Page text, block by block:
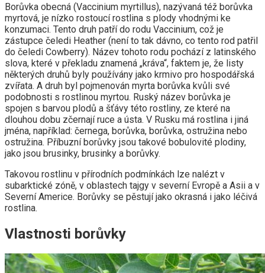
Borůvka obecná (Vaccinium myrtillus), nazývaná též borůvka
myrtová, je nízko rostoucí rostlina s plody vhodnými ke
konzumaci. Tento druh patří do rodu Vaccinium, což je
zástupce čeledi Heather (není to tak dávno, co tento rod patřil
do čeledi Cowberry). Název tohoto rodu pochází z latinského
slova, které v překladu znamená „kráva“, faktem je, že listy
některých druhů byly používány jako krmivo pro hospodářská
zvířata. A druh byl pojmenován myrta borůvka kvůli své
podobnosti s rostlinou myrtou. Ruský název borůvka je
spojen s barvou plodů a šťávy této rostliny, ze které na
dlouhou dobu zčernají ruce a ústa. V Rusku má rostlina i jiná
jména, například: černega, borůvka, borůvka, ostružina nebo
ostružina. Příbuzní borůvky jsou takové bobulovité plodiny,
jako jsou brusinky, brusinky a borůvky.
Takovou rostlinu v přírodních podmínkách lze nalézt v
subarktické zóně, v oblastech tajgy v severní Evropě a Asii a v
Severní Americe. Borůvky se pěstují jako okrasná i jako léčivá
rostlina.
Vlastnosti borůvky